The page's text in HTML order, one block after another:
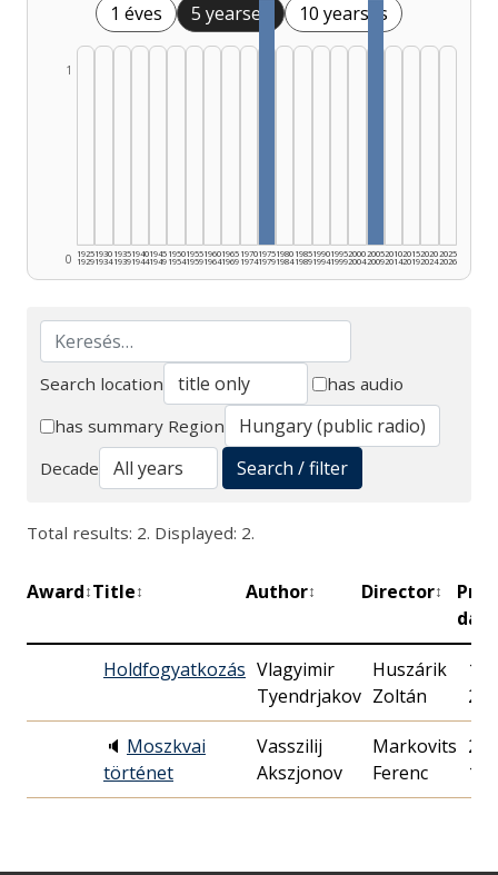
1 éves 5 yearses 10 yearses
0
1
1925
1929
1930
1934
1935
1939
1940
1944
1945
1949
1950
1954
1955
1959
1960
1964
1965
1969
1970
1974
1975
1979
1980
1984
1985
1989
1990
1994
1995
1999
2000
2004
2005
2009
2010
2014
2015
2019
2020
2024
2025
2026
Search
Search location
has audio
has summary Region
Decade
Search / filter
Total results: 2. Displayed: 2.
Award↕Title↕ Author↕ Director↕
date
Holdfogyatkozás Vlagyimir
Tyendrjakov
Huszárik
Zoltán
23.
🔈 Moszkvai
történet
Vasszilij
Akszjonov
Markovits
Ferenc
11.